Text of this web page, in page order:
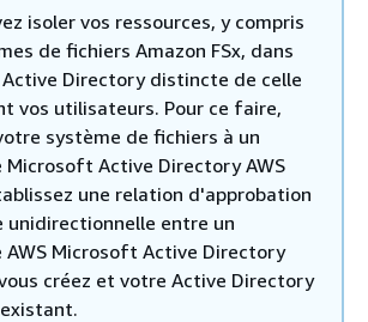
isoler vos ressources, y compris
de fichiers Amazon FSx, dans
Directory distincte de celle
vos utilisateurs. Pour ce faire,
système de fichiers à un
Microsoft Active Directory AWS
une relation d'approbation
entre un
AWS Microsoft Active Directory
créez et votre Active Directory